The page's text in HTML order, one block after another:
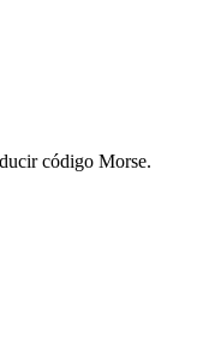
código Morse.